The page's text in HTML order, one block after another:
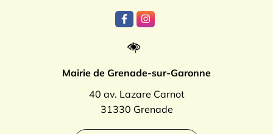
Lien vers le compte Facebook
Lien vers le compte
Mairie de Grenade-sur-Garonne
40 av. Lazare Carnot
31330 Grenade